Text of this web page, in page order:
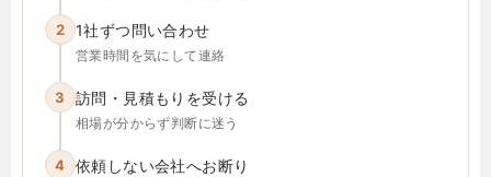
2 1社ずつ問い合わせ
営業時間を気にして連絡
3 訪問・見積もりを受ける
相場が分からず判断に迷う
4 依頼しない会社へお断り